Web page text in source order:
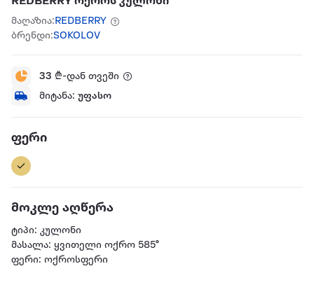
მაღაზია:REDBERRY
ბრენდი:SOKOLOV
33 ₾-დან თვეში
მიტანა: უფასო
ფერი
მოკლე აღწერა
ტიპი: კულონი
მასალა: ყვითელი ოქრო 585°
ფერი: ოქროსფერი